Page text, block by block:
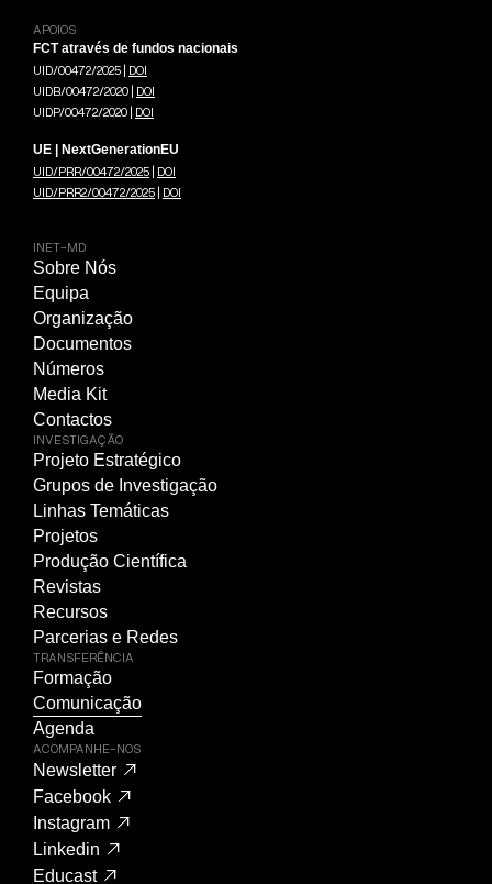
APOIOS
FCT através de fundos nacionais
UID/00472/2025 | DOI
UIDB/00472/2020 | DOI
UIDP/00472/2020 | DOI
UE | NextGenerationEU
UID/PRR/00472/2025 | DOI
UID/PRR2/00472/2025 | DOI
INET-MD
Sobre Nós
Equipa
Organização
Documentos
Números
Media Kit
Contactos
INVESTIGAÇÃO
Projeto Estratégico
Grupos de Investigação
Linhas Temáticas
Projetos
Produção Científica
Revistas
Recursos
Parcerias e Redes
TRANSFERÊNCIA
Formação
Comunicação
Agenda
ACOMPANHE-NOS
Newsletter
Facebook
Instagram
Linkedin
Educast